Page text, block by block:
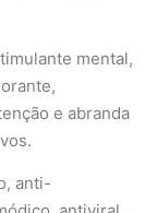
mental,
e abranda
anti-